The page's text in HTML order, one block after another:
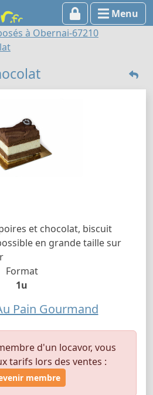
Menu
à Obernai-67210
et chocolat, biscuit
en grande taille sur
Format
1u
Pain Gourmand
d'un locavor, vous
tarifs lors des ventes :
membre